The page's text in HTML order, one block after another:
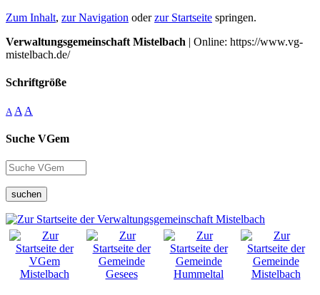
Zum Inhalt, zur Navigation oderzur Startseite springen.
Verwaltungsgemeinschaft Mistelbach | Online: https://www.vg-
mistelbach.de/
Schriftgröße
A A A
Suche VGem
suchen